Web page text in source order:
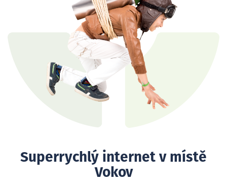
Superrychlý internet v místě
Vokov